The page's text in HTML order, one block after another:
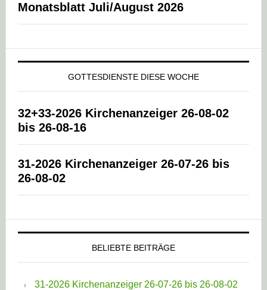
Monatsblatt Juli/August 2026
GOTTESDIENSTE DIESE WOCHE
32+33-2026 Kirchenanzeiger 26-08-02
bis 26-08-16
31-2026 Kirchenanzeiger 26-07-26 bis
26-08-02
BELIEBTE BEITRÄGE
31-2026 Kirchenanzeiger 26-07-26 bis 26-08-02